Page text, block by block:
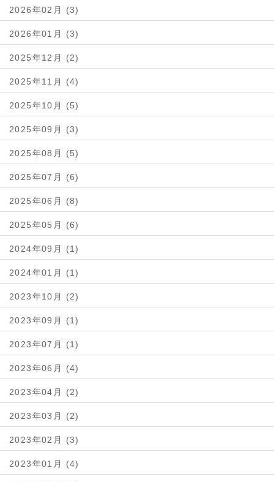
2026年02月 (3)
2026年01月 (3)
2025年12月 (2)
2025年11月 (4)
2025年10月 (5)
2025年09月 (3)
2025年08月 (5)
2025年07月 (6)
2025年06月 (8)
2025年05月 (6)
2024年09月 (1)
2024年01月 (1)
2023年10月 (2)
2023年09月 (1)
2023年07月 (1)
2023年06月 (4)
2023年04月 (2)
2023年03月 (2)
2023年02月 (3)
2023年01月 (4)